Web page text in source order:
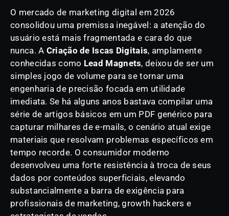
O mercado de marketing digital em 2026
consolidou uma premissa inegável: a atenção do
usuário está mais fragmentada e cara do que
nunca. A Criação de Iscas Digitais, amplamente
conhecidas como Lead Magnets, deixou de ser um
simples jogo de volume para se tornar uma
engenharia de precisão focada em utilidade
imediata. Se há alguns anos bastava compilar uma
série de artigos básicos em um PDF genérico para
capturar milhares de e-mails, o cenário atual exige
materiais que resolvam problemas específicos em
tempo recorde. O consumidor moderno
desenvolveu uma forte resistência à troca de seus
dados por conteúdos superficiais, elevando
substancialmente a barra de exigência para
profissionais de marketing, growth hackers e